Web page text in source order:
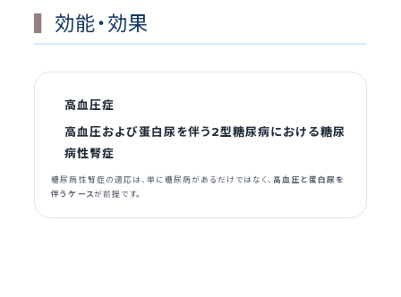
効能・効果
高血圧症
高血圧および蛋白尿を伴う2型糖尿病における糖尿
病性腎症
糖尿病性腎症の適応は、単に糖尿病があるだけではなく、高血圧と蛋白尿を
伴うケースが前提です。